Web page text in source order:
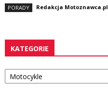
PORADY Redakcja Motoznawca.pl
KATEGORIE
Kategorie